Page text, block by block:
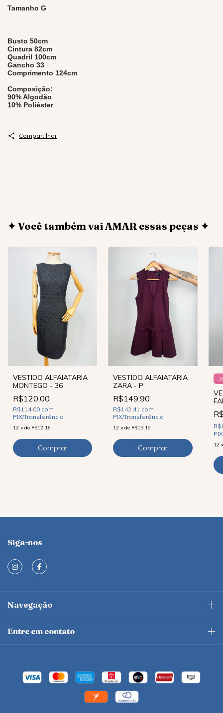
Tamanho G
Busto 50cm
Cintura 82cm
Quadril 100cm
Gancho 33
Comprimento 124cm
Composição:
90% Algodão
10% Poliéster
Compartilhar
✦ Você também vai AMAR essas peças ✦
VESTIDO ALFAIATARIA
MONTEGO - 36
R$120,00
R$114,00 com
PIX/Transferência
12 x de R$12,16
VESTIDO ALFAIATARIA
ZARA - P
R$149,90
R$142,41 com
PIX/Transferência
12 xde R$15,19
-
12
Siga-nos
Navegação
Entre em contato